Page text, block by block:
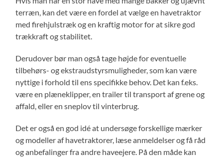
terræn, kan det være en fordel at vælge en havetraktor
med firehjulstræk og en kraftig motor for at sikre god
trækkraft og stabilitet.
Derudover bør man også tage højde for eventuelle
tilbehørs- og ekstraudstyrsmuligheder, som kan være
nyttige i forhold til ens specifikke behov. Det kan f.eks.
være en plæneklipper, en trailer til transport af grene og
affald, eller en sneplov til vinterbrug.
Det er også en god idé at undersøge forskellige mærker
og modeller af havetraktorer, læse anmeldelser og få råd
og anbefalinger fra andre haveejere. På den måde kan